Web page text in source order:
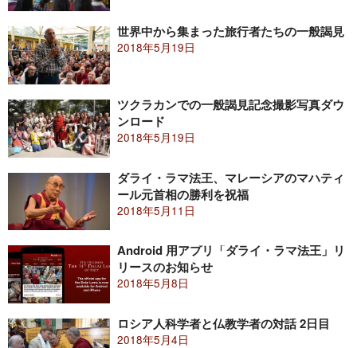
世界中から集まった旅行者たちの一般謁見
2018年5月19日
ツクラカンでの一般謁見記念撮影写真ダウ
ンロード
2018年5月19日
ダライ・ラマ法王、マレーシアのマハティ
ール元首相の勝利を祝福
2018年5月11日
Android 用アプリ「ダライ・ラマ法王」リ
リースのお知らせ
2018年5月8日
ロシア人科学者と仏教学者の対話 2日目
2018年5月4日